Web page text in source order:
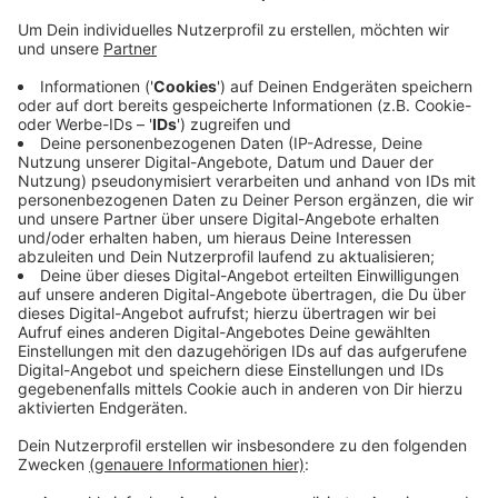
Veröffentlicht:Freitag, 28.07.2023 08:33
Anzeige
Das Online-PortalReisereporter.delobt die Lage
mitten im Naturpark Schwalm-Nette und die Altstadt.
Dort warten demnach "alte Gassen, romantische
Torbögen und malerische Mühlen". In Brüggen gibt es
außerdem zahlreiche Seen mit einem 120 Kilometer
langen Wegenetz. Brüggen wurde 1289 das erste Mal
urkundlich erwähnt, steht im Beschreibungstext.
Anzeige